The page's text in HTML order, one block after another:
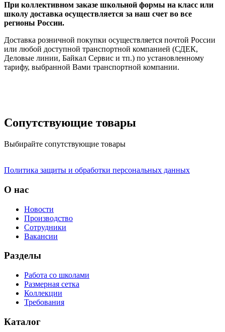
При коллективном заказе школьной формы на класс или
школу доставка осуществляется за наш счет во все
регионы России.
Доставка розничной покупки осуществляется почтой России
или любой доступной транспортной компанией (СДЕК,
Деловые линии, Байкал Сервис и тп.) по установленному
тарифу, выбранной Вами транспортной компании.
Сопутствующие товары
Выбирайте сопутствующие товары
Политика защиты и обработки персональных данных
О нас
Новости
Производство
Сотрудники
Вакансии
Разделы
Работа со школами
Размерная сетка
Коллекции
Требования
Каталог